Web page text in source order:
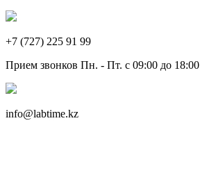
+7 (727) 225 91 99
Прием звонков Пн. - Пт. с 09:00 до 18:00
info@labtime.kz